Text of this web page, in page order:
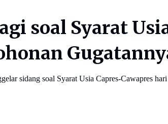
soal Syarat
sidang soal Syarat Usia Capres-Cawapres